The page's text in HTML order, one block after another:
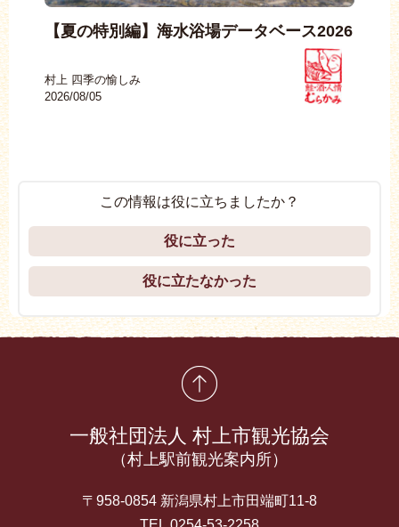
【夏の特別編】海水浴場データベース2026
村上 四季の愉しみ
2026/08/05
イ
この情報は役に立ちましたか？
役に立った
役に立たなかった
一般社団法人 村上市観光協会
（村上駅前観光案内所）
〒958-0854 新潟県村上市田端町11-8